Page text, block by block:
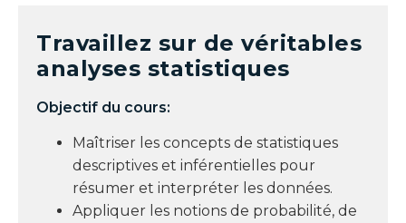
Travaillez sur de véritables
analyses statistiques
Objectif du cours:
Maîtriser les concepts de statistiques
descriptives et inférentielles pour
résumer et interpréter les données.
Appliquer les notions de probabilité, de